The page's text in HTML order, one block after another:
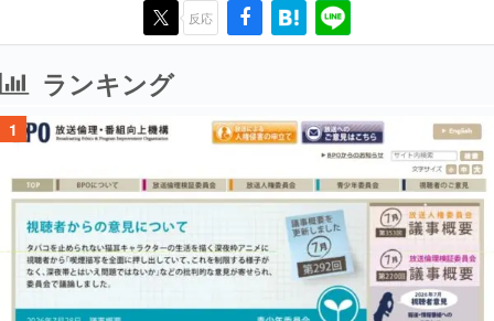
反応
ランキング
1